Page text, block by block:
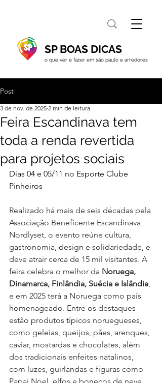
SP BOAS DICAS
o que ver e fazer em são paulo e arredores
Post
Feira Escandinava tem
toda a renda revertida
para projetos sociais
3 de nov. de 2025 2 min de leitura
Dias 04 e 05/11 no Esporte Clube
Pinheiros
Realizado há mais de seis décadas pela
Associação Beneficente Escandinava
Nordlyset, o evento reúne cultura,
gastronomia, design e solidariedade, e
deve atrair cerca de 15 mil visitantes. A
feira celebra o melhor da Noruega,
Dinamarca, Finlândia, Suécia e Islândia,
e em 2025 terá a Noruega como país
homenageado. Entre os destaques
estão produtos típicos noruegueses,
como geleias, queijos, pães, arenques,
caviar, mostardas e chocolates, além
dos tradicionais enfeites natalinos,
com luzes, guirlandas e figuras como